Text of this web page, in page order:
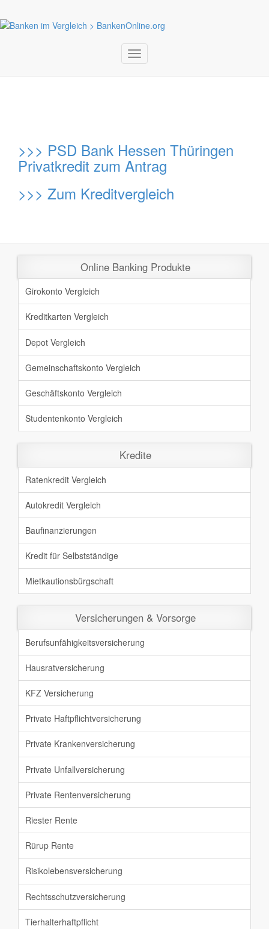
Toggle
navigation
>>> PSD Bank Hessen Thüringen
Privatkredit zum Antrag
>>> Zum Kreditvergleich
Online Banking Produkte
Girokonto Vergleich
Kreditkarten Vergleich
Depot Vergleich
Gemeinschaftskonto Vergleich
Geschäftskonto Vergleich
Studentenkonto Vergleich
Kredite
Ratenkredit Vergleich
Autokredit Vergleich
Baufinanzierungen
Kredit für Selbstständige
Mietkautionsbürgschaft
Versicherungen & Vorsorge
Berufsunfähigkeitsversicherung
Hausratversicherung
KFZ Versicherung
Private Haftpflichtversicherung
Private Krankenversicherung
Private Unfallversicherung
Private Rentenversicherung
Riester Rente
Rürup Rente
Risikolebensversicherung
Rechtsschutzversicherung
Tierhalterhaftpflicht